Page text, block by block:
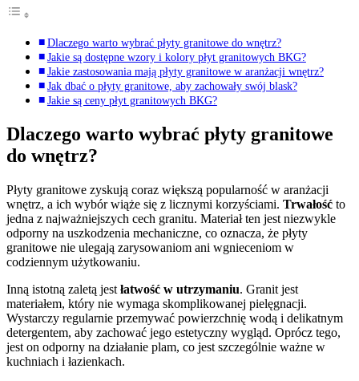
Dlaczego warto wybrać płyty granitowe do wnętrz?
Jakie są dostępne wzory i kolory płyt granitowych BKG?
Jakie zastosowania mają płyty granitowe w aranżacji wnętrz?
Jak dbać o płyty granitowe, aby zachowały swój blask?
Jakie są ceny płyt granitowych BKG?
Dlaczego warto wybrać płyty granitowe
do wnętrz?
Płyty granitowe zyskują coraz większą popularność w aranżacji
wnętrz, a ich wybór wiąże się z licznymi korzyściami. Trwałość to
jedna z najważniejszych cech granitu. Materiał ten jest niezwykle
odporny na uszkodzenia mechaniczne, co oznacza, że płyty
granitowe nie ulegają zarysowaniom ani wgnieceniom w
codziennym użytkowaniu.
Inną istotną zaletą jest łatwość w utrzymaniu. Granit jest
materiałem, który nie wymaga skomplikowanej pielęgnacji.
Wystarczy regularnie przemywać powierzchnię wodą i delikatnym
detergentem, aby zachować jego estetyczny wygląd. Oprócz tego,
jest on odporny na działanie plam, co jest szczególnie ważne w
kuchniach i łazienkach.